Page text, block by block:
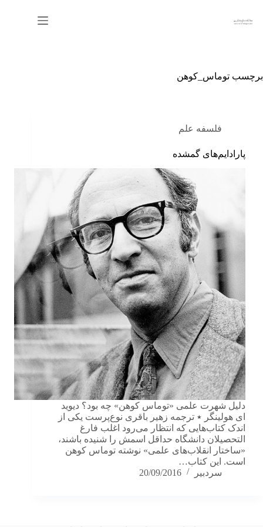
محتوا
برچسب توماس_کوهن
فلسفه علم
پارادایم‌های گمشده
دلیل شهرت علمی «توماس کوهن» چه بود؟ دیوید
ای هولینگر ٭ ترجمه زهیر باقری نوع‌پرست یکی از
اندک کتاب‌هایی که انتظار می‌رود اغلب فارغ
التحصیلان دانشگاه حداقل اسمش را شنیده باشند،
«ساختار انقلاب‌های علمی» نوشته توماس کوهن
است. این کتاب…
سردبیر
20/09/2016